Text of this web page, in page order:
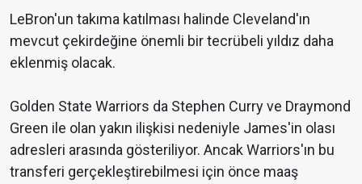
LeBron'un takıma katılması halinde Cleveland'ın
mevcut çekirdeğine önemli bir tecrübeli yıldız daha
eklenmiş olacak.
Golden State Warriors da Stephen Curry ve Draymond
Green ile olan yakın ilişkisi nedeniyle James'in olası
adresleri arasında gösteriliyor. Ancak Warriors'ın bu
transferi gerçekleştirebilmesi için önce maaş